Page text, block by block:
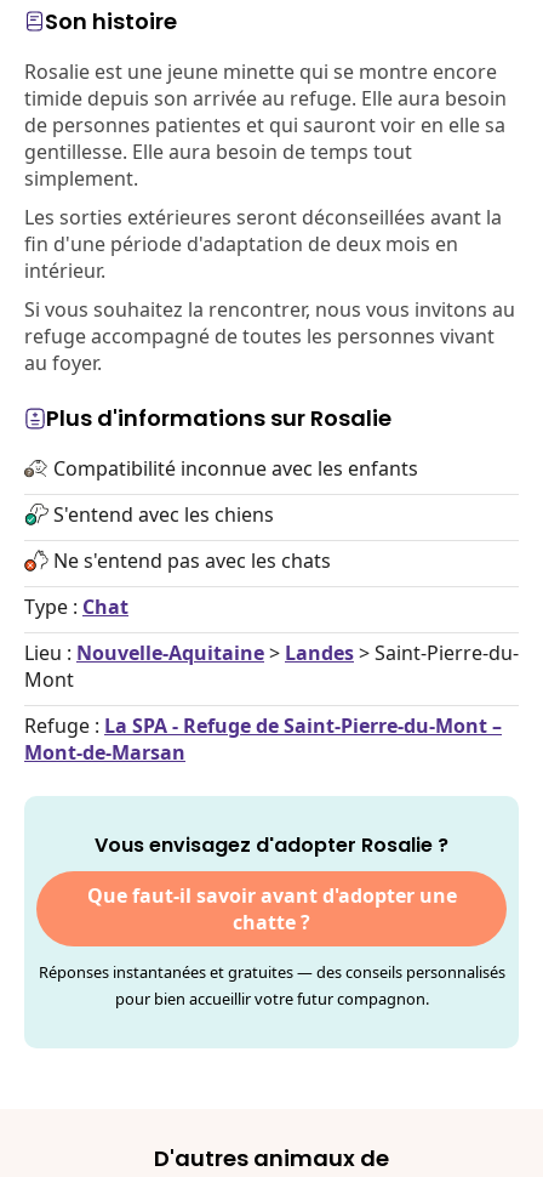
Son histoire
Rosalie est une jeune minette qui se montre encore
timide depuis son arrivée au refuge. Elle aura besoin
de personnes patientes et qui sauront voir en elle sa
gentillesse. Elle aura besoin de temps tout
simplement.
Les sorties extérieures seront déconseillées avant la
fin d'une période d'adaptation de deux mois en
intérieur.
Si vous souhaitez la rencontrer, nous vous invitons au
refuge accompagné de toutes les personnes vivant
au foyer.
Plus d'informations sur Rosalie
Compatibilité inconnue avec les enfants
S'entend avec les chiens
Ne s'entend pas avec les chats
Type : Chat
Lieu : Nouvelle-Aquitaine> Landes> Saint-Pierre-du-
Mont
Refuge : La SPA - Refuge de Saint-Pierre-du-Mont –
Mont-de-Marsan
Vous envisagez d'adopter Rosalie ?
Que faut-il savoir avant d'adopter une
chatte ?
Réponses instantanées et gratuites — des conseils personnalisés
pour bien accueillir votre futur compagnon.
D'autres animaux de